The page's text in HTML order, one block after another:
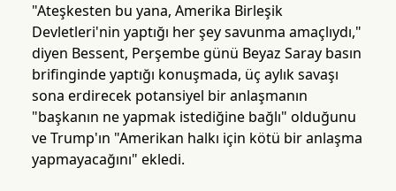
"Ateşkesten bu yana, Amerika Birleşik
Devletleri'nin yaptığı her şey savunma amaçlıydı,"
diyen Bessent, Perşembe günü Beyaz Saray basın
brifinginde yaptığı konuşmada, üç aylık savaşı
sona erdirecek potansiyel bir anlaşmanın
"başkanın ne yapmak istediğine bağlı" olduğunu
ve Trump'ın "Amerikan halkı için kötü bir anlaşma
yapmayacağını" ekledi.